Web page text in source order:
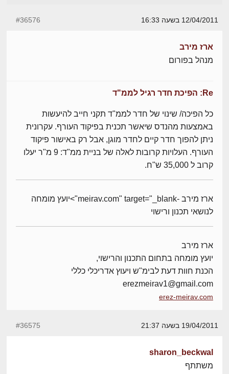
12/04/2011 בשעה 16:33 #36576
ארז מירב
מנהל בפורום
Re: הפיכת חדר רגיל לממ"ד
כל הפיכה/ שינוי של חדר לממ"ד תקני חייב להיעשות
באמצעות מהנדס שיאשר תכנית בפיקוד העורף. עקרונית
ניתן להפוך חדר קיים לחדר מוגן, אבל רק באישור פיקוד
העורף. העלויות קרובות לאלה של בניית ממ"ד: 9 מ"ר יעלו
קרוב ל 35,000 ש"ח.
ארז מירב -meirav.com" target="_blank">יועץ מומחה
לנושאי תכנון ורישוי
ארז מירב
יועץ מומחה בתחום התכנון והרישוי,
הכנת חוות דעת לבימ"ש ויעוץ אדריכלי כללי
erezmeirav1@gmail.com
erez-meirav.com
19/04/2011 בשעה 21:37 #36575
sharon_beckwal
משתתף